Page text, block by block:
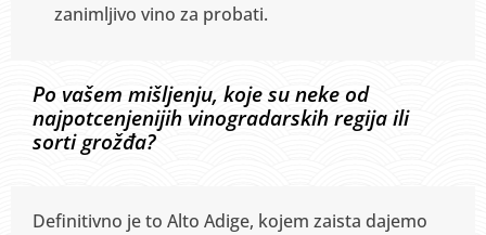
zanimljivo vino za probati.
Po vašem mišljenju, koje su neke od
najpotcenjenijih vinogradarskih regija ili
sorti grožđa?
Definitivno je to Alto Adige, kojem zaista dajemo